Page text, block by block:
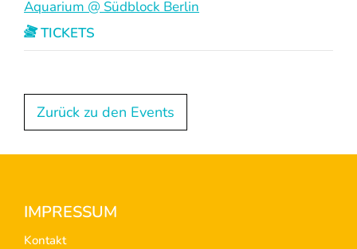
Aquarium @ Südblock Berlin
TICKETS
Zurück zu den Events
Footer
IMPRESSUM
Kontakt